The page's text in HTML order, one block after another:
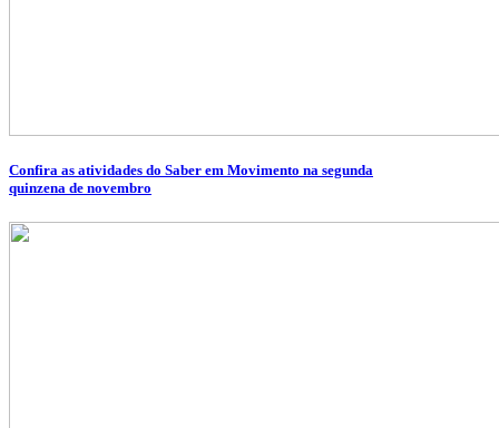
Confira as atividades do Saber em Movimento na segunda
quinzena de novembro